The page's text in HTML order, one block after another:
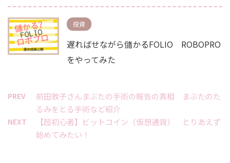
投資
遅ればせながら儲かるFOLIO ROBOPRO
をやってみた
PREV
前田敦子さんまぶたの手術の報告の真相 まぶたのた
るみをとる手術など紹介
NEXT
【超初心者】ビットコイン（仮想通貨） とりあえず
始めてみたい！